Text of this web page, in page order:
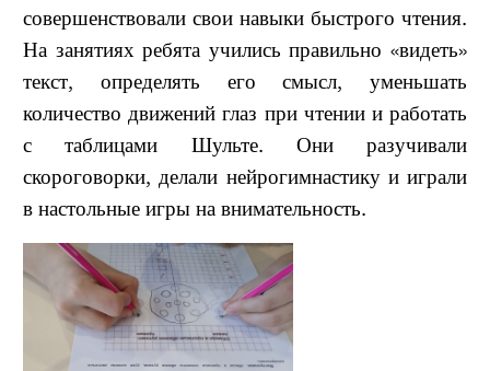
совершенствовали свои навыки быстрого чтения.
На занятиях ребята учились правильно «видеть»
текст, определять его смысл, уменьшать
количество движений глаз при чтении и работать
с таблицами Шульте. Они разучивали
скороговорки, делали нейрогимнастику и играли
в настольные игры на внимательность.